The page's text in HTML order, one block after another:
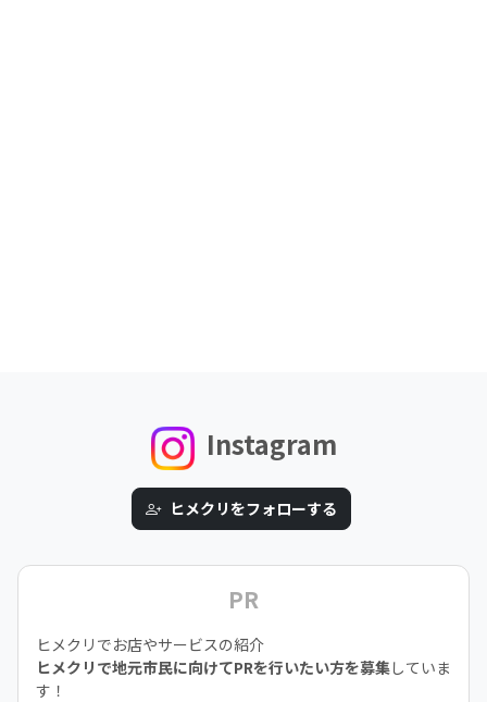
Instagram
ヒメクリをフォローする
PR
ヒメクリでお店やサービスの紹介
ヒメクリで地元市民に向けてPRを行いたい方を募集していま
す！